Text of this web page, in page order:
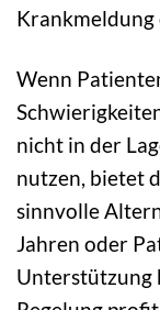
Krankmeldung
Wenn
nicht in der
nutzen, bietet
sinnvolle
Jahren oder
Unterstützung